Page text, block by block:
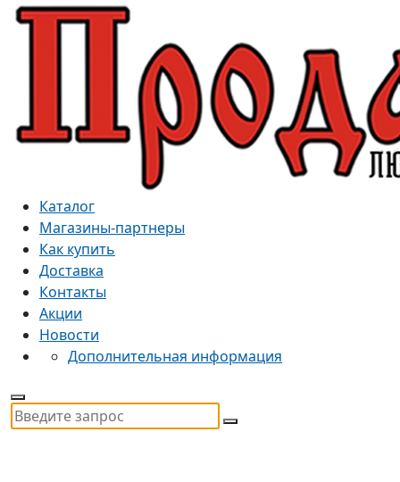
Каталог
Магазины-партнеры
Как купить
Доставка
Контакты
Акции
Новости
Дополнительная информация